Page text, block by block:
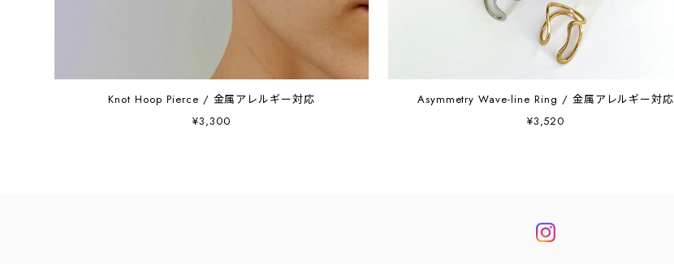
Knot Hoop Pierce / 金属アレルギー対応
¥3,300
Asymmetry Wave-line Ring / 金属アレルギー対応
¥3,520